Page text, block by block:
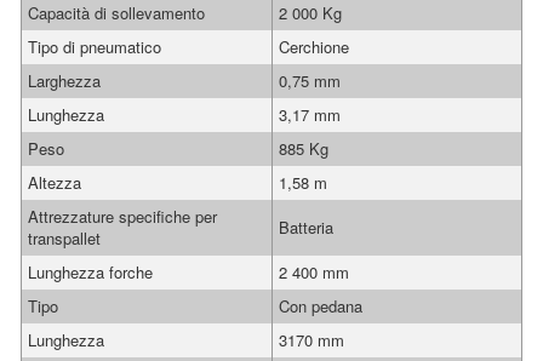
Capacità di sollevamento
2 000 Kg
Tipo di pneumatico
Cerchione
Larghezza
0,75 mm
Lunghezza
3,17 mm
Peso
885 Kg
Altezza
1,58 m
Attrezzature specifiche per
transpallet
Batteria
Lunghezza forche
2 400 mm
Tipo
Con pedana
Lunghezza
3170 mm